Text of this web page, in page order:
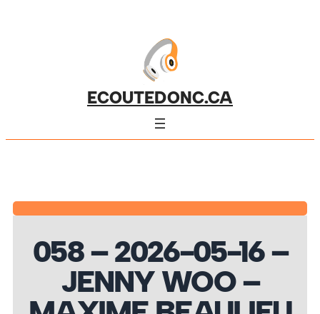
ECOUTEDONC.CA
058 – 2026-05-16 –
JENNY WOO –